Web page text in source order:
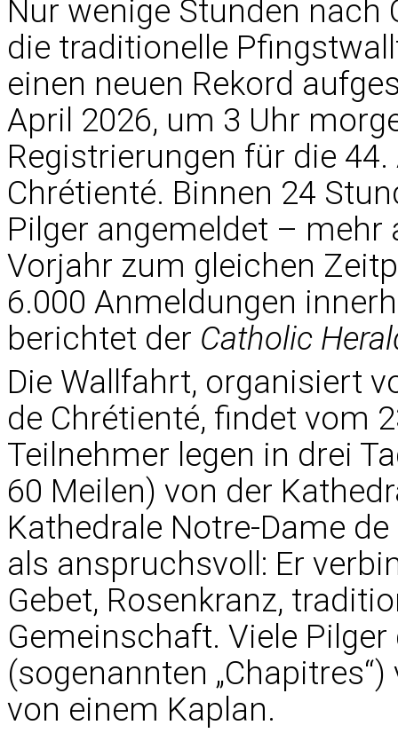
Nur wenige Stunden
die traditionelle
einen neuen Rekord
April 2026, um 3 Uhr
Registrierungen für die
Chrétienté. Binnen 24
Pilger angemeldet –
Vorjahr zum gleichen
6.000 Anmeldungen
berichtet der Catholic
Die Wallfahrt, organisiert
de Chrétienté, findet vom
Teilnehmer legen in drei
60 Meilen) von der
Kathedrale Notre-Dame
als anspruchsvoll: Er
Gebet, Rosenkranz,
Gemeinschaft. Viele
(sogenannten
von einem Kaplan.